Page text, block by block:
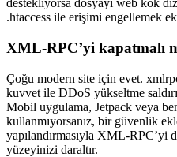
destekliyorsa dosyayı web kök
.htaccess ile erişimi engellemek
XML-RPC’yi kapatmalı
Çoğu modern site için evet.
kuvvet ile DDoS yükseltme
Mobil uygulama, Jetpack veya
kullanmıyorsanız, bir güvenlik
yapılandırmasıyla XML-RPC’yi
yüzeyinizi daraltır.